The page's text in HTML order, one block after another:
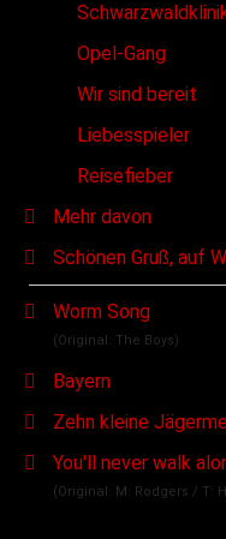
Opel-Gang
Wir sind bereit
Liebesspieler
Reisefieber
Mehr davon
Schönen Gruß, auf
Worm Song
(Original: The Boys)
Bayern
Zehn kleine
You'll never walk
(Original: M: Rodgers / T: